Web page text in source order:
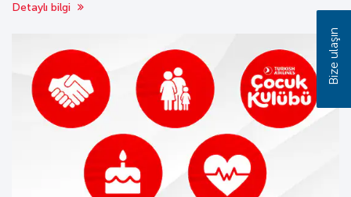
Detaylı bilgi
Bize ulaşın